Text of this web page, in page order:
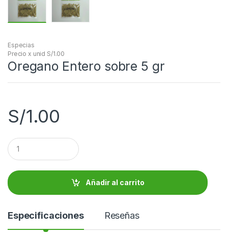
Especias
Precio x unid S/1.00
Oregano Entero sobre 5 gr
S/1.00
C
a
n
i
d
Añadir al carrito
Especificaciones Reseñas